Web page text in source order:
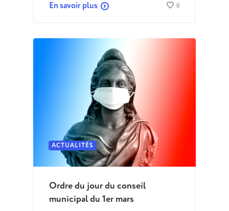
En savoir plus 0
ACTUALITÉS
Ordre du jour du conseil
municipal du 1er mars